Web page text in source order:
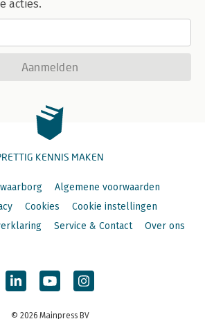
acties.
Aanmelden
KENNIS MAKEN
Algemene voorwaarden
Cookies
Cookie instellingen
Service & Contact Over ons
© 2026 Mainpress BV